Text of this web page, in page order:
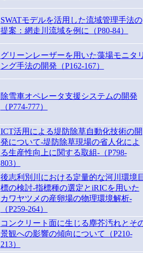
SWATモデルを活用した流域管理手法の
提案：網走川流域を例に（P80-84）
グリーンレーザーを用いた藻場モニタ
ング手法の開発（P162-167）
除雪車オペレータ支援システムの開発
（P774-777）
ICT活用による堤防除草自動化技術の開
発について-堤防除草現場の省人化によ
る生産性向上に関する取組-（P798-
803）
後志利別川における定量的な河川環境
標の検討-指標種の選定とiRICを用いた
カワヤツメの産卵場の物理環境解析-
（P259-264）
コンクリート⾯に⽣じる塵芥汚れとそ
景観への影響の傾向について（P210-
213）